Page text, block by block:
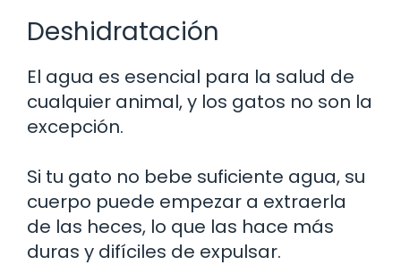
Deshidratación
El agua es esencial para la salud de
cualquier animal, y los gatos no son la
excepción.
Si tu gato no bebe suficiente agua, su
cuerpo puede empezar a extraerla
de las heces, lo que las hace más
duras y difíciles de expulsar.